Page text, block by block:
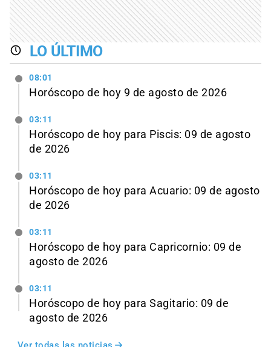
LO ÚLTIMO
08:01
Horóscopo de hoy 9 de agosto de 2026
03:11
Horóscopo de hoy para Piscis: 09 de agosto
de 2026
03:11
Horóscopo de hoy para Acuario: 09 de agosto
de 2026
03:11
Horóscopo de hoy para Capricornio: 09 de
agosto de 2026
03:11
Horóscopo de hoy para Sagitario: 09 de
agosto de 2026